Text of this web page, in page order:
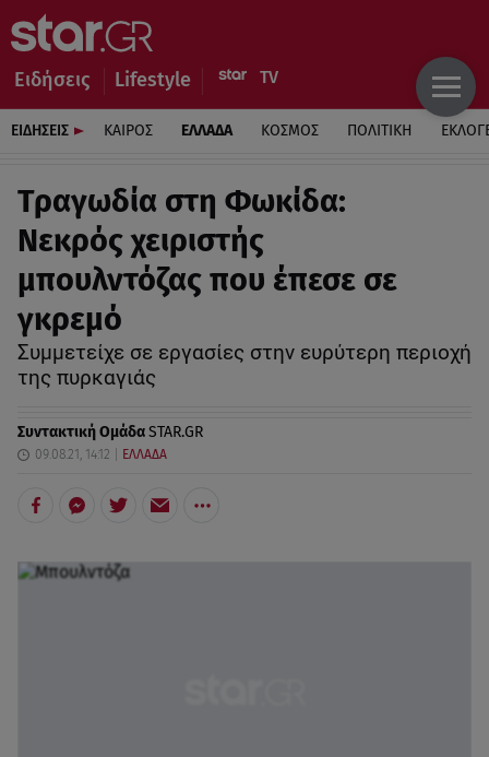
Ειδήσεις Lifestyle
ΕΙΔΗΣΕΙΣ ΚΑΙΡΟΣ ΕΛΛΑΔΑ ΚΟΣΜΟΣ ΠΟΛΙΤΙΚΗ
Τραγωδία στη Φωκίδα:
Νεκρός χειριστής
μπουλντόζας που έπεσε σε
γκρεμό
Συμμετείχε σε εργασίες στην ευρύτερη περιοχή
της πυρκαγιάς
Συντακτική ΟμάδαSTAR.GR
09.08.21, 14:12 ΕΛΛΑΔΑ